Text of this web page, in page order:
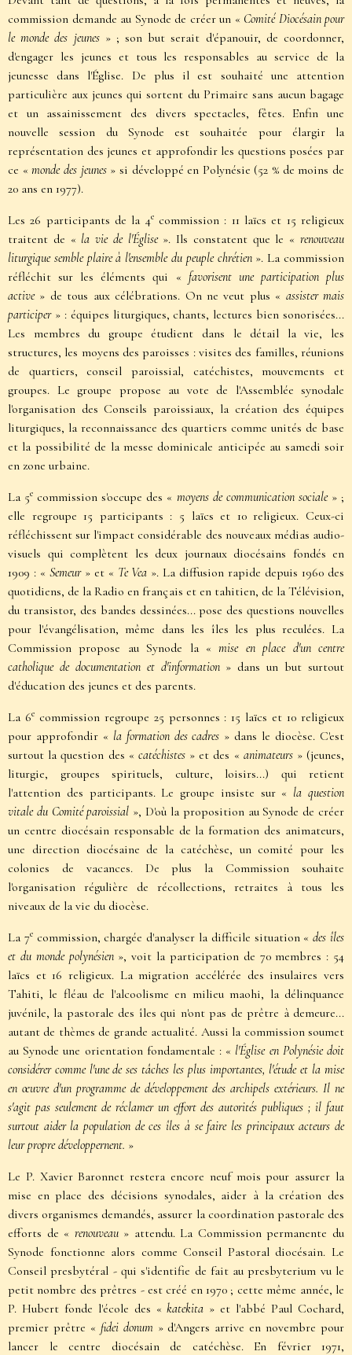
commission demande au Synode de créer un « Comité Diocésain pour
le monde des jeunes » ; son but serait d'épanouir, de coordonner,
d'engager les jeunes et tous les responsables au service de la
jeunesse dans l'Église. De plus il est souhaité une attention
particulière aux jeunes qui sortent du Primaire sans aucun bagage
et un assainissement des divers spectacles, fêtes. Enfin une
nouvelle session du Synode est souhaitée pour élargir la
représentation des jeunes et approfondir les questions posées par
ce «monde des jeunes » si développé en Polynésie (52 % de moins de
20 ans en 1977).
Les 26 participants de la 4ecommission : 11 laïcs et 15 religieux
traitent de « la vie de l'Église ». Ils constatent que le «renouveau
liturgique semble plaire à l'ensemble du peuple chrétien». La commission
réfléchit sur les éléments qui « favorisent une participation plus
active » de tous aux célébrations. On ne veut plus « assister mais
participer» : équipes liturgiques, chants, lectures bien sonorisées...
Les membres du groupe étudient dans le détail la vie, les
structures, les moyens des paroisses : visites des familles, réunions
de quartiers, conseil paroissial, catéchistes, mouvements et
groupes. Le groupe propose au vote de l'Assemblée synodale
l'organisation des Conseils paroissiaux, la création des équipes
liturgiques, la reconnaissance des quartiers comme unités de base
et la possibilité de la messe dominicale anticipée au samedi soir
en zone urbaine.
La 5e commission s'occupe des « moyens de communication sociale » ;
elle regroupe 15 participants : 5 laïcs et 10 religieux. Ceux-ci
réfléchissent sur l'impact considérable des nouveaux médias audio-
visuels qui complètent les deux journaux diocésains fondés en
1909 : « Semeur » et « Te Vea ». La diffusion rapide depuis 1960 des
quotidiens, de la Radio en français et en tahitien, de la Télévision,
du transistor, des bandes dessinées... pose des questions nouvelles
pour l'évangélisation, même dans les îles les plus reculées. La
Commission propose au Synode la «mise en place d'un centre
catholique de documentation et d'information » dans un but surtout
d'éducation des jeunes et des parents.
La 6ecommission regroupe 25 personnes : 15 laïcs et 10 religieux
pour approfondir « la formation des cadres » dans le diocèse. C'est
surtout la question des « catéchistes» et des « animateurs» (jeunes,
liturgie, groupes spirituels, culture, loisirs...) qui retient
l'attention des participants. Le groupe insiste sur « la question
vitale du Comité paroissial », D'où la proposition au Synode de créer
un centre diocésain responsable de la formation des animateurs,
une direction diocésaine de la catéchèse, un comité pour les
colonies de vacances. De plus la Commission souhaite
l'organisation régulière de récollections, retraites à tous les
niveaux de la vie du diocèse.
La 7ecommission, chargée d'analyser la difficile situation «des îles
et du monde polynésien », voit la participation de 70 membres : 54
laïcs et 16 religieux. La migration accélérée des insulaires vers
Tahiti, le fléau de l'alcoolisme en milieu maohi, la délinquance
juvénile, la pastorale des îles qui n'ont pas de prêtre à demeure...
autant de thèmes de grande actualité. Aussi la commission soumet
au Synode une orientation fondamentale : « l'Église en Polynésie doit
considérer comme l'une de ses tâches les plus importantes, l'étude et la mise
en œuvre d'un programme de développement des archipels extérieurs. Il ne
s'agit pas seulement de réclamer un effort des autorités publiques ; il faut
surtout aider la population de ces îles à se faire les principaux acteurs de
leur propre développernent. »
Le P. Xavier Baronnet restera encore neuf mois pour assurer la
mise en place des décisions synodales, aider à la création des
divers organismes demandés, assurer la coordination pastorale des
efforts de « renouveau» attendu. La Commission permanente du
Synode fonctionne alors comme Conseil Pastoral diocésain. Le
Conseil presbytéral - qui s'identifie de fait au presbyterium vu le
petit nombre des prêtres - est créé en 1970 ; cette même année, le
P. Hubert fonde l'école des «katekita » et l'abbé Paul Cochard,
premier prêtre « fidei donum » d'Angers arrive en novembre pour
lancer le centre diocésain de catéchèse. En février 1971,